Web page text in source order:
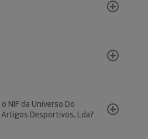
NIF da Universo Do
Desportivos, Lda?